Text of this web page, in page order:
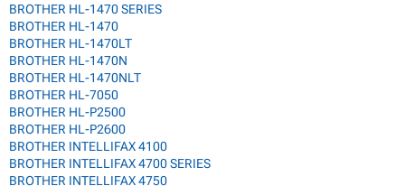
BROTHER HL-1470 SERIES
BROTHER HL-1470
BROTHER HL-1470LT
BROTHER HL-1470N
BROTHER HL-1470NLT
BROTHER HL-7050
BROTHER HL-P2500
BROTHER HL-P2600
BROTHER INTELLIFAX 4100
BROTHER INTELLIFAX 4700 SERIES
BROTHER INTELLIFAX 4750